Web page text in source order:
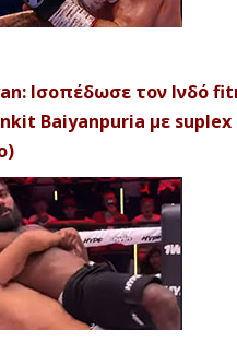
Ισοπέδωσε τον Ινδό
Baiyanpuria με suplex